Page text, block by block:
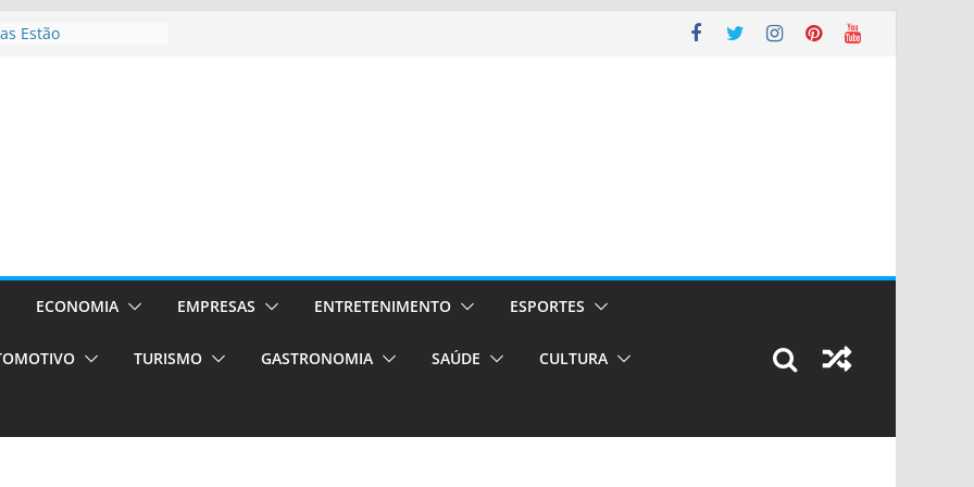
Estão
em Porto
de transfer,
de alto padrão
bolsas –
para o segundo
únicas e
de volta!
ECONOMIA EMPRESAS ENTRETENIMENTO ESPORTES
TURISMO GASTRONOMIA SAÚDE CULTURA